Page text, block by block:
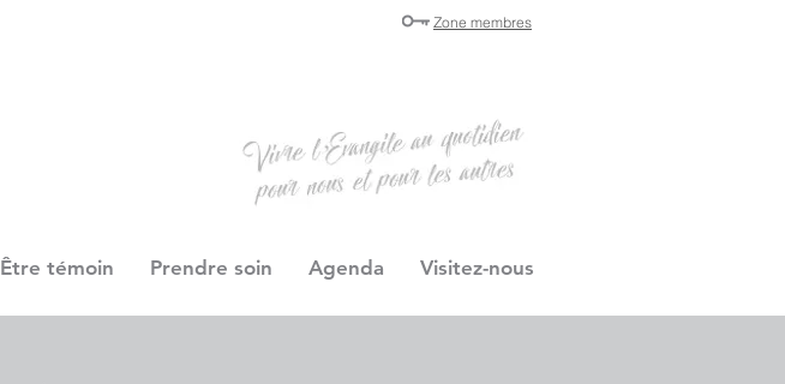
Zone membres
Être témoin Prendre soin Agenda Visitez-nous